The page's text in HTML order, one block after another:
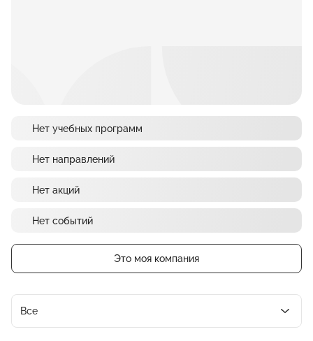
Нет учебных программ
Нет направлений
Нет акций
Нет событий
Это моя компания
Все